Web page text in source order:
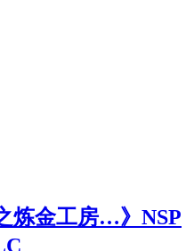
炼金工房…》NSP